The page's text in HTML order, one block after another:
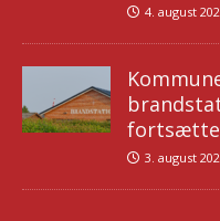
4. august
3. august